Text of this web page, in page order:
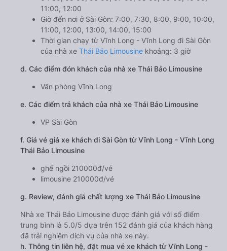
11:00, 12:00
Giờ đến nơi ở Sài Gòn: 7:00, 7:30, 8:00, 9:00, 10:00,
11:00, 12:00, 13:00, 14:00, 15:00
Thời gian chạy từ Vĩnh Long - Vĩnh Long đi Sài Gòn
của nhà xe Thái Bảo Limousine khoảng: 3 giờ
d. Các điểm đón khách của nhà xe Thái Bảo Limousine
Văn phòng Vĩnh Long
e. Các điểm trả khách của nhà xe Thái Bảo Limousine
VP Sài Gòn
f. Giá vé giá xe khách đi Sài Gòn từ Vĩnh Long - Vĩnh Long
Thái Bảo Limousine
ghế ngồi 210000đ/vé
limousine 210000đ/vé
g. Review, đánh giá chất lượng xe Thái Bảo Limousine
Nhà xe Thái Bảo Limousine được đánh giá với số điểm
trung bình là 5.0/5 dựa trên 152 đánh giá của khách hàng
đã trải nghiệm dịch vụ của nhà xe này.
h. Thông tin liên hệ, đặt mua vé xe khách từ Vĩnh Long -